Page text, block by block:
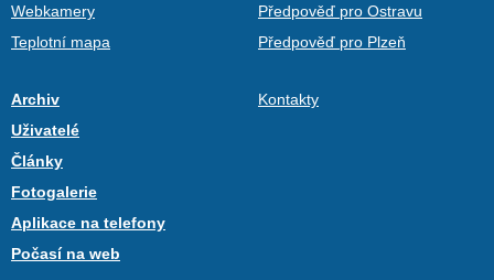
Webkamery
Teplotní mapa
Předpověď pro Ostravu
Předpověď pro Plzeň
Archiv
Uživatelé
Články
Fotogalerie
Aplikace na telefony
Počasí na web
Kontakty